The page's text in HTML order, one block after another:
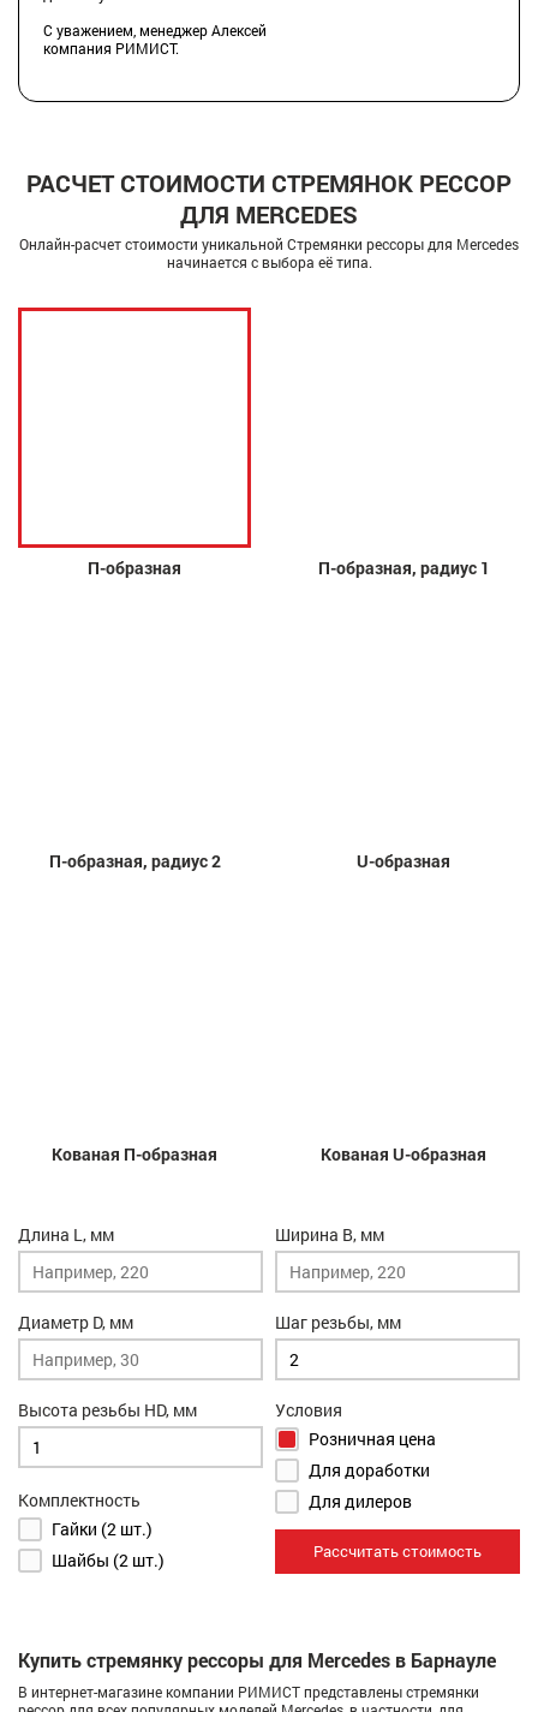
С уважением, менеджер Алексей
компания РИМИСТ.
РАСЧЕТ СТОИМОСТИ СТРЕМЯНОК РЕССОР
ДЛЯ MERCEDES
Онлайн-расчет стоимости уникальной Стремянки рессоры для Mercedes
начинается с выбора её типа.
П-образная П-образная, радиус 1
П-образная, радиус 2 U-образная
Кованая П-образная Кованая U-образная
Длина L, мм
Диаметр D, мм
Ширина B, мм
Шаг резьбы, мм
Высота резьбы HD, мм
Комплектность
Гайки (2 шт.)
Шайбы (2 шт.)
Условия
Розничная цена
Для доработки
Для дилеров
Рассчитать стоимость
Купить стремянку рессоры для Mercedes в Барнауле
В интернет-магазине компании РИМИСТ представлены стремянки